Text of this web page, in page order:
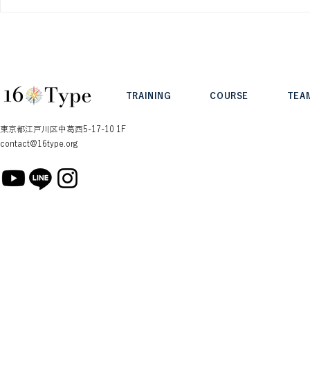
TRAINING COURSE
東京都江戸川区中葛西5-17-10 1F
contact@16type.org